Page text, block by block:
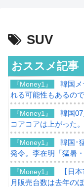
SUV
おススメ記事
『Money1』
韓国
れる可能性もあるの
『Money1』
韓国
コアコアは上がった。
『Money1』
韓国･
発令。李在明「猛暑
『Money1』
【日
月販売台数は去年の